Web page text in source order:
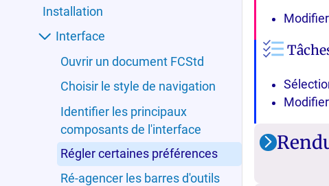
Installation
Interface
Ouvrir un document FCStd
Choisir le style de navigation
Identifier les principaux
composants de l'interface
Régler certaines préférences
Ré-agencer les barres d'outils